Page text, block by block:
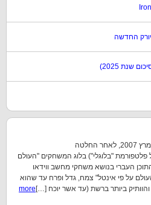
שלום, וברוכים הבאים ל'גיימפאד'! במרץ 2007, לאחר החלטה
פלטפורמת "בלוגלי") בלוג המשחקים "העולם
העברי בנושא משחקי מחשב ווידאו
על פי אינטל" צמח, גדל ופרח עד שהוא
ביותר ברשת (עד אשר יוכח […] more